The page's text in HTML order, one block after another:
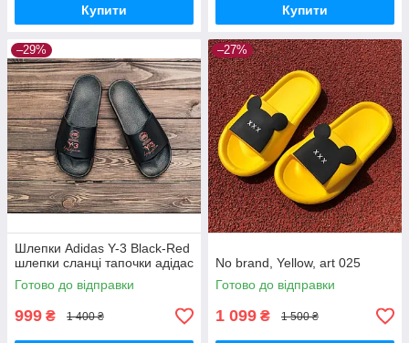
Купити Купити
–29%
Шлепки Adidas Y-3 Black-Red
шлепки сланці тапочки aдідас
Готово до відправки
999 ₴ 1 400 ₴
–27%
No brand, Yellow, art 025
Готово до відправки
1 099 ₴ 1 500 ₴